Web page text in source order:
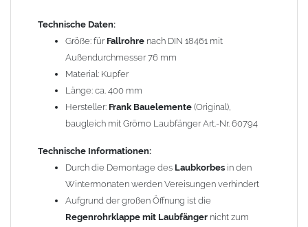
Wasserfluss so lenken, dass er nur von Zink, Aluminium und
verzinkten Bauteilen in Richtung Kupfer verläuft.
Kombinationen ->Zink, Aluminium und verzinkte Bauteile
können miteinander verbaut werden, da sie in der
elektrochemischen Spannungsreihe nahe beieinander liegen.
Kupfer kann mit Edelstahl und Blei kombiniert werden, da keine
erhebliche Kontaktkorrosion auftritt.
gefalzten Alu-, Kupferrohren und gelöteten Zinkrohren ist oft
Technische Daten:
Größe: für Fallrohre nach DIN 18461 mit
Außendurchmesser 76 mm
Material: Kupfer
Länge: ca. 400 mm
Hersteller: Frank Bauelemente (Original),
baugleich mit Grömo Laubfänger Art.-Nr. 60794
Technische Informationen:
Durch die Demontage des Laubkorbes in den
Wintermonaten werden Vereisungen verhindert
Aufgrund der großen Öffnung ist die
Regenrohrklappe mit Laubfänger nicht zum